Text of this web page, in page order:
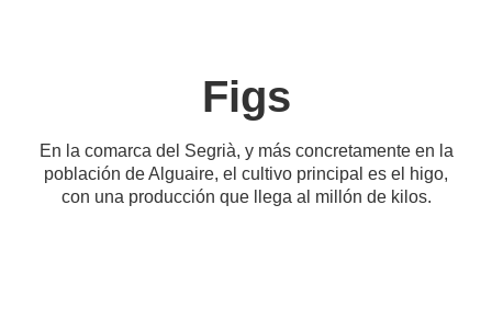
Figs
En la comarca del Segrià, y más concretamente en la
población de Alguaire, el cultivo principal es el higo,
con una producción que llega al millón de kilos.